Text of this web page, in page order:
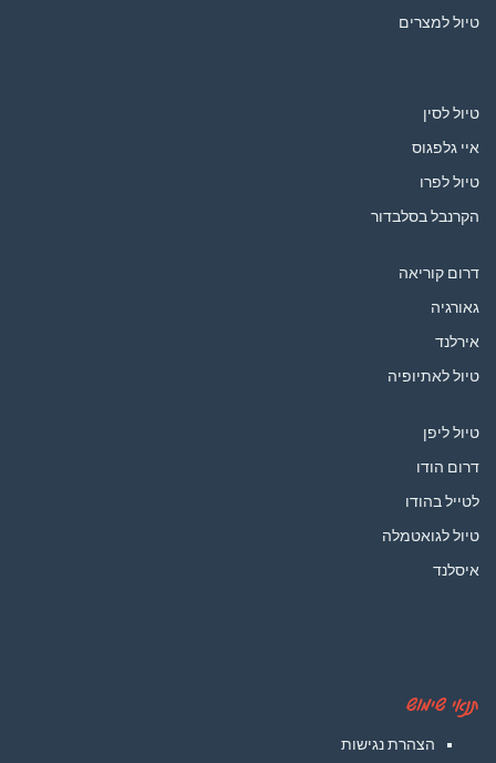
טיול למצרים
טיול לסין
איי גלפגוס
טיול לפרו
הקרנבל בסלבדור
דרום קוריאה
גאורגיה
אירלנד
טיול לאתיופיה
טיול ליפן
דרום הודו
לטייל בהודו
טיול לגואטמלה
איסלנד
תנאי שימוש
הצהרת נגישות